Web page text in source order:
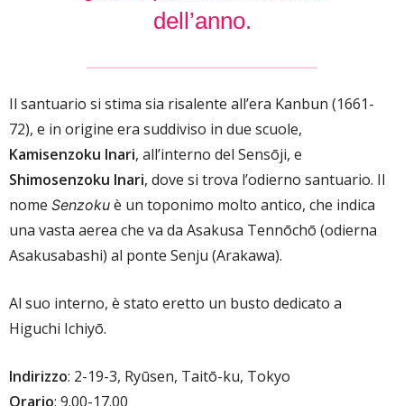
dell’anno.
Il santuario si stima sia risalente all’era Kanbun (1661-
72), e in origine era suddiviso in due scuole,
Kamisenzoku Inari, all’interno del Sensōji, e
Shimosenzoku Inari, dove si trova l’odierno santuario. Il
nome Senzoku è un toponimo molto antico, che indica
una vasta aerea che va da Asakusa Tennōchō (odierna
Asakusabashi) al ponte Senju (Arakawa).
Al suo interno, è stato eretto un busto dedicato a
Higuchi Ichiyō.
Indirizzo: 2-19-3, Ryūsen, Taitō-ku, Tokyo
Orario: 9.00-17.00